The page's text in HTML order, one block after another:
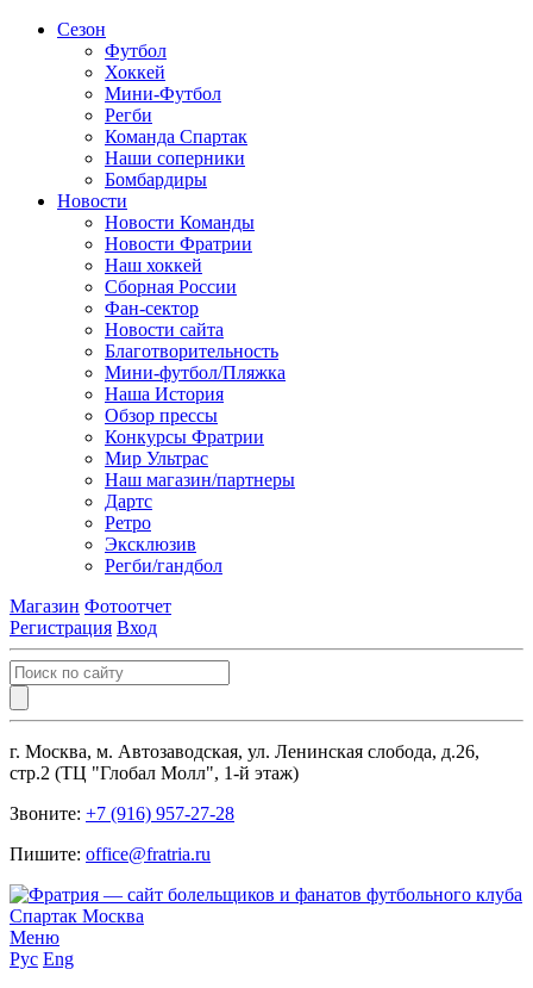
Сезон
Футбол
Хоккей
Мини-Футбол
Регби
Команда Спартак
Наши соперники
Бомбардиры
Новости
Новости Команды
Новости Фратрии
Наш хоккей
Сборная России
Фан-cектор
Новости сайта
Благотворительность
Мини-футбол/Пляжка
Наша История
Обзор прессы
Конкурсы Фратрии
Мир Ультрас
Наш магазин/партнеры
Дартс
Ретро
Эксклюзив
Регби/гандбол
Магазин Фотоотчет
Регистрация Вход
г. Москва, м. Автозаводская, ул. Ленинская слобода, д.26,
стр.2 (ТЦ "Глобал Молл", 1-й этаж)
Звоните: +7 (916) 957-27-28
Пишите: office@fratria.ru
Меню
Рус Eng